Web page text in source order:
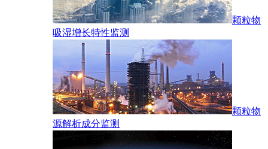
颗粒物
吸湿增长特性监测
颗粒物
源解析成分监测